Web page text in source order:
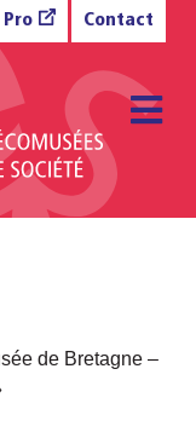
Pro Contact
de Bretagne –